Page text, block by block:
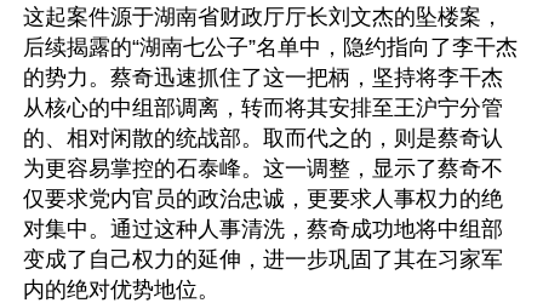
这起案件源于湖南省财政厅厅长刘文杰的坠楼案，
后续揭露的“湖南七公子”名单中，隐约指向了李干杰
的势力。蔡奇迅速抓住了这一把柄，坚持将李干杰
从核心的中组部调离，转而将其安排至王沪宁分管
的、相对闲散的统战部。取而代之的，则是蔡奇认
为更容易掌控的石泰峰。这一调整，显示了蔡奇不
仅要求党内官员的政治忠诚，更要求人事权力的绝
对集中。通过这种人事清洗，蔡奇成功地将中组部
变成了自己权力的延伸，进一步巩固了其在习家军
内的绝对优势地位。